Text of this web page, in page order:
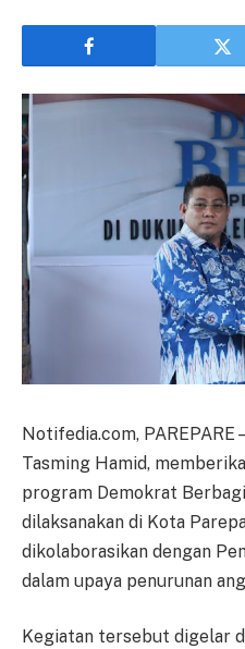
Notifedia.com, PAREPARE
Tasming Hamid,
program Demokrat
dilaksanakan di Kota
dikolaborasikan dengan
dalam upaya penurunan
Kegiatan tersebut digelar